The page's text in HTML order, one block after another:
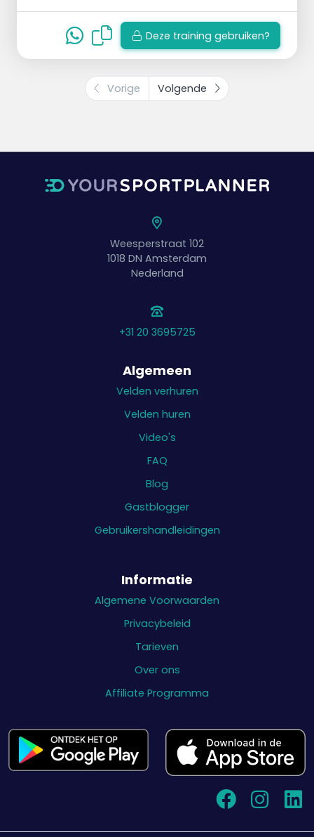
Deze training gebruiken?
Vorige Volgende
Weesperstraat 102
1018 DN Amsterdam
Nederland
+31 20 3695725
Algemeen
Velden verhuren
Velden huren
Video's
FAQ
Blog
Gastblogger
Gebruikershandleidingen
Informatie
Algemene Voorwaarden
Privacybeleid
Tarieven
Over ons
Affiliate Programma